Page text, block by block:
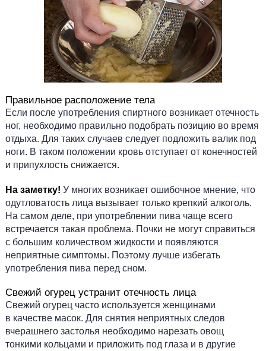
Правильное расположение тела
Если после употребления спиртного возникает отечность
ног, необходимо правильно подобрать позицию во время
отдыха. Для таких случаев следует подложить валик под
ноги. В таком положении кровь отступает от конечностей
и припухлость снижается.
На заметку! У многих возникает ошибочное мнение, что
одутловатость лица вызывает только крепкий алкоголь.
На самом деле, при употреблении пива чаще всего
встречается такая проблема. Почки не могут справиться
с большим количеством жидкости и появляются
неприятные симптомы. Поэтому лучше избегать
употребления пива перед сном.
Свежий огурец устранит отечность лица
Свежий огурец часто используется женщинами
в качестве масок. Для снятия неприятных следов
вчерашнего застолья необходимо нарезать овощ
тонкими кольцами и приложить под глаза и в другие